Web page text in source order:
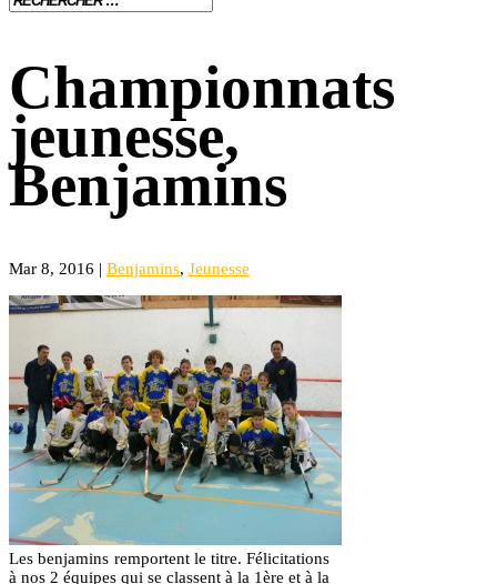
Championnats
jeunesse,
Benjamins
Mar 8, 2016 | Benjamins, Jeunesse
Les benjamins remportent le titre. Félicitations
à nos 2 équipes qui se classent à la 1ère et à la